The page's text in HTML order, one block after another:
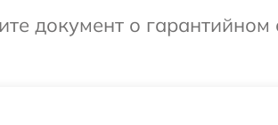
документ о